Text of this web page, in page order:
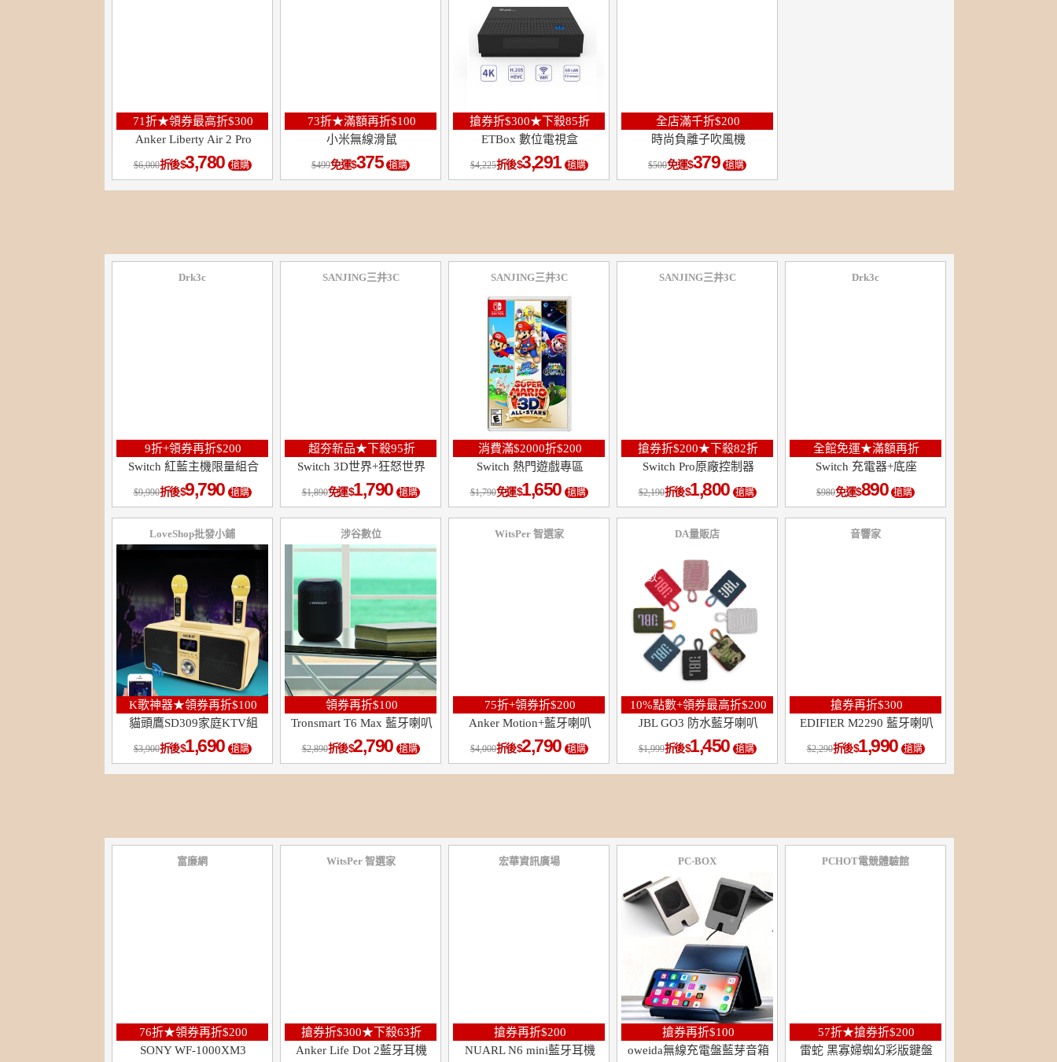
71折★領券最高折$300
Anker Liberty Air 2 Pro
6,000折後 3,780 搶購
73折★滿額再折$100
小米無線滑鼠
499免運 375 搶購
搶券折$300★下殺85折
ETBox 數位電視盒
4,225折後 3,291 搶購
全店滿千折$200
時尚負離子吹風機
500免運 379 搶購
Drk3c
9折+領券再折$200
Switch 紅藍主機限量組合
9,990折後 9,790 搶購
SANJING三井3C
超夯新品★下殺95折
Switch 3D世界+狂怒世界
1,890免運 1,790 搶購
SANJING三井3C
消費滿$2000折$200
Switch 熱門遊戲專區
1,790免運 1,650 搶購
SANJING三井3C
搶券折$200★下殺82折
Switch Pro原廠控制器
2,190折後 1,800 搶購
Drk3c
全館免運★滿額再折
Switch 充電器+底座
980免運 890 搶購
LoveShop批發小鋪
K歌神器★領券再折$100
貓頭鷹SD309家庭KTV組
3,900折後 1,690 搶購
涉谷數位
領券再折$100
Tronsmart T6 Max 藍牙喇叭
2,890折後 2,790 搶購
WitsPer 智選家
75折+領券折$200
Anker Motion+藍牙喇叭
4,000折後 2,790 搶購
DA量販店
點數
10%點數+領券最高折$200
JBL GO3 防水藍牙喇叭
1,999折後 1,450 搶購
音響家
搶券再折$300
EDIFIER M2290 藍牙喇叭
2,290折後 1,990 搶購
富廉網
76折★領券再折$200
SONY WF-1000XM3
WitsPer 智選家
搶券折$300★下殺63折
Anker Life Dot 2藍牙耳機
宏華資訊廣場
搶券再折$200
NUARL N6 mini藍牙耳機
PC-BOX
搶券再折$100
oweida無線充電盤藍芽音箱
PCHOT電競體驗館
57折★搶券折$200
雷蛇 黑寡婦蜘幻彩版鍵盤